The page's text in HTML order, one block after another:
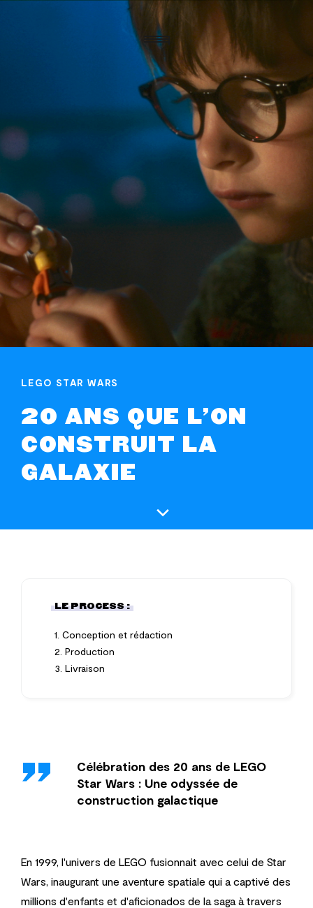
LEGO STAR WARS
20 ANS QUE L'ON
CONSTRUIT LA
GALAXIE
LE PROCESS :
1. Conception et rédaction
2. Production
3. Livraison
''
Célébration des 20 ans de LEGO
Star Wars : Une odyssée de
construction galactique
En 1999, l'univers de LEGO fusionnait avec celui de Star
Wars, inaugurant une aventure spatiale qui a captivé des
millions d'enfants et d'aficionados de la saga à travers